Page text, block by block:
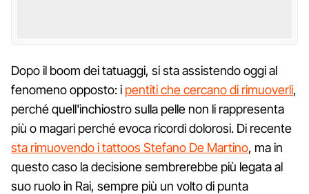
Dopo il boom dei tatuaggi, si sta assistendo oggi al
fenomeno opposto: i pentiti che cercano di rimuoverli,
perché quell'inchiostro sulla pelle non li rappresenta
più o magari perché evoca ricordi dolorosi. Di recente
sta rimuovendo i tattoos Stefano De Martino, ma in
questo caso la decisione sembrerebbe più legata al
suo ruolo in Rai, sempre più un volto di punta